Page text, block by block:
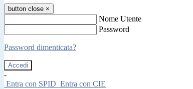
button close ×
Nome Utente
Password
Password dimenticata?
-
Entra con SPID Entra con CIE